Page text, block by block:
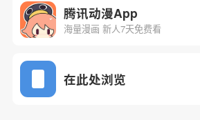
腾讯动漫App
海量漫画 新人7天免费看
在此处浏览